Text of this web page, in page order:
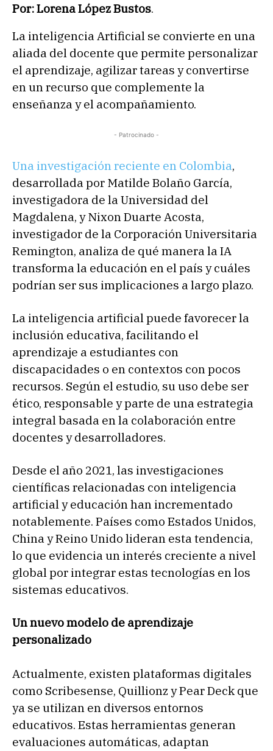
Por: Lorena López Bustos.
La inteligencia Artificial se convierte en una
aliada del docente que permite personalizar
el aprendizaje, agilizar tareas y convertirse
en un recurso que complemente la
enseñanza y el acompañamiento.
- Patrocinado -
Una investigación reciente en Colombia,
desarrollada por Matilde Bolaño García,
investigadora de la Universidad del
Magdalena, y Nixon Duarte Acosta,
investigador de la Corporación Universitaria
Remington, analiza de qué manera la IA
transforma la educación en el país y cuáles
podrían ser sus implicaciones a largo plazo.
La inteligencia artificial puede favorecer la
inclusión educativa, facilitando el
aprendizaje a estudiantes con
discapacidades o en contextos con pocos
recursos. Según el estudio, su uso debe ser
ético, responsable y parte de una estrategia
integral basada en la colaboración entre
docentes y desarrolladores.
Desde el año 2021, las investigaciones
científicas relacionadas con inteligencia
artificial y educación han incrementado
notablemente. Países como Estados Unidos,
China y Reino Unido lideran esta tendencia,
lo que evidencia un interés creciente a nivel
global por integrar estas tecnologías en los
sistemas educativos.
Un nuevo modelo de aprendizaje
personalizado
Actualmente, existen plataformas digitales
como Scribesense, Quillionz y Pear Deck que
ya se utilizan en diversos entornos
educativos. Estas herramientas generan
evaluaciones automáticas, adaptan